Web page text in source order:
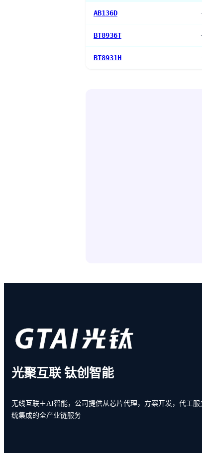
AB136D
BT8936T
BT8931H
光聚互联 钛创智能
无线互联＋AI智能，公司提供从芯片代理，方案开发，代工服
统集成的全产业链服务